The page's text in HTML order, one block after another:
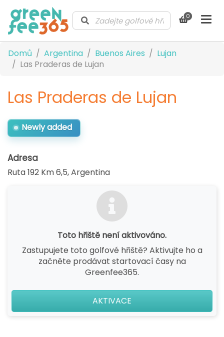
0
Domů Argentina Buenos Aires
Lujan
Las Praderas de Lujan
Las Praderas de Lujan
Newly added
Adresa
Ruta 192 Km 6,5,Argentina
Toto hřiště není aktivováno.
Zastupujete toto golfové hřiště? Aktivujte ho a
začněte prodávat startovací časy na
Greenfee365.
AKTIVACE